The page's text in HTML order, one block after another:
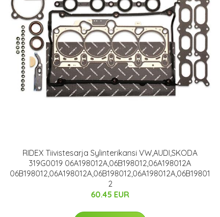
RIDEX Tiivistesarja Sylinterikansi VW,AUDI,SKODA
319G0019 06A198012A,06B198012,06A198012A
06B198012,06A198012A,06B198012,06A198012A,06B19801
2
60.45 EUR